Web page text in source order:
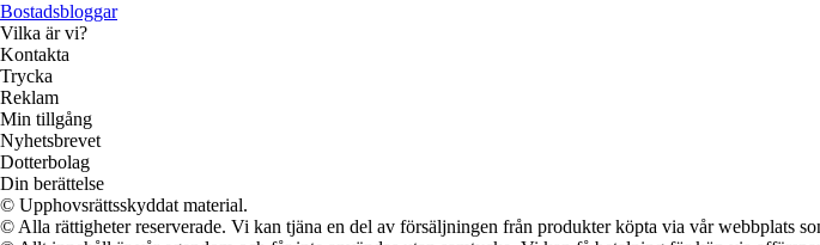
Bostadsbloggar
Vilka är vi?
Kontakta
Trycka
Reklam
Min tillgång
Nyhetsbrevet
Dotterbolag
Din berättelse
© Upphovsrättsskyddat material.
© Alla rättigheter reserverade. Vi kan tjäna en del av försäljningen från produkter köpta via vår webbplats